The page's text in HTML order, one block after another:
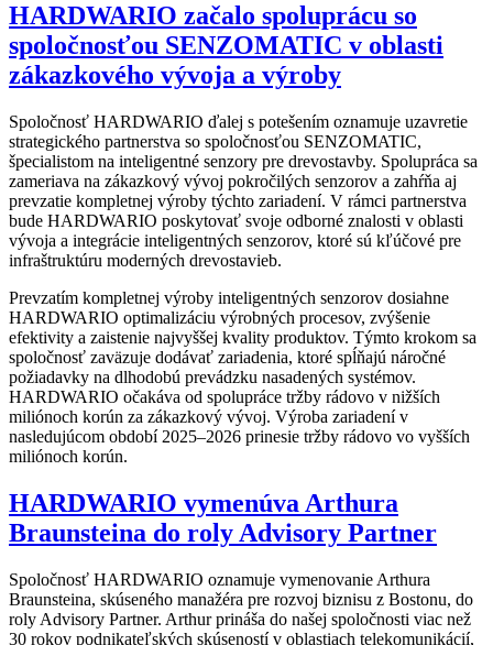
HARDWARIO začalo spoluprácu so
spoločnosťou SENZOMATIC v oblasti
zákazkového vývoja a výroby
Spoločnosť HARDWARIO ďalej s potešením oznamuje uzavretie
strategického partnerstva so spoločnosťou SENZOMATIC,
špecialistom na inteligentné senzory pre drevostavby. Spolupráca sa
zameriava na zákazkový vývoj pokročilých senzorov a zahŕňa aj
prevzatie kompletnej výroby týchto zariadení. V rámci partnerstva
bude HARDWARIO poskytovať svoje odborné znalosti v oblasti
vývoja a integrácie inteligentných senzorov, ktoré sú kľúčové pre
infraštruktúru moderných drevostavieb.
Prevzatím kompletnej výroby inteligentných senzorov dosiahne
HARDWARIO optimalizáciu výrobných procesov, zvýšenie
efektivity a zaistenie najvyššej kvality produktov. Týmto krokom sa
spoločnosť zaväzuje dodávať zariadenia, ktoré spĺňajú náročné
požiadavky na dlhodobú prevádzku nasadených systémov.
HARDWARIO očakáva od spolupráce tržby rádovo v nižších
miliónoch korún za zákazkový vývoj. Výroba zariadení v
nasledujúcom období 2025–2026 prinesie tržby rádovo vo vyšších
miliónoch korún.
HARDWARIO vymenúva Arthura
Braunsteina do roly Advisory Partner
Spoločnosť HARDWARIO oznamuje vymenovanie Arthura
Braunsteina, skúseného manažéra pre rozvoj biznisu z Bostonu, do
roly Advisory Partner. Arthur prináša do našej spoločnosti viac než
30 rokov podnikateľských skúseností v oblastiach telekomunikácií,